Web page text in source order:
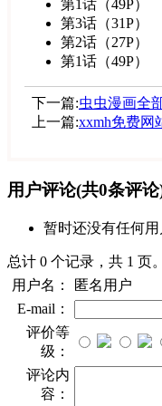
第1话（49P）
第3话（31P）
第2话（27P）
第1话（49P）
下一篇:虫虫漫画全
上一篇:xxmh免费网
用户评论(共0条评
暂时还没有任何
总计 0 个记录，共 1 页。
用户名：
匿名用户
E-mail：
评价等
级：
评论内
容：